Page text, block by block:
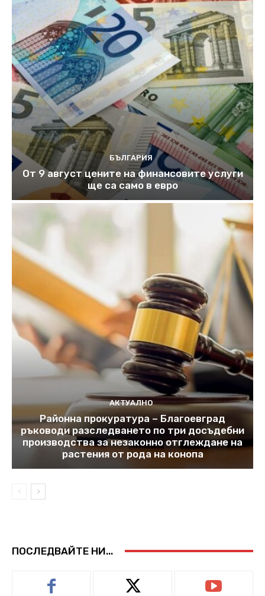
БЪЛГАРИЯ
От 9 август цените на финансовите услуги
ще са само в евро
АКТУАЛНО
Районна прокуратура – Благоевград
ръководи разследването по три досъдебни
производства за незаконно отглеждане на
растения от рода на конопа
ПОСЛЕДВАЙТЕ НИ...